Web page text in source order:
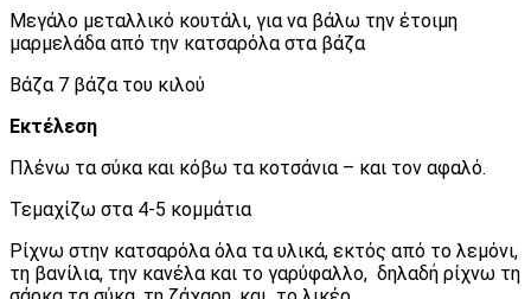
Μεγάλο μεταλλικό κουτάλι, για να βάλω την έτοιμη
μαρμελάδα από την κατσαρόλα στα βάζα
Βάζα 7 βάζα του κιλού
Εκτέλεση
Πλένω τα σύκα και κόβω τα κοτσάνια – και τον αφαλό.
Τεμαχίζω στα 4-5 κομμάτια
Ρίχνω στην κατσαρόλα όλα τα υλικά, εκτός από το λεμόνι,
τη βανίλια, την κανέλα και το γαρύφαλλο, δηλαδή ρίχνω τη